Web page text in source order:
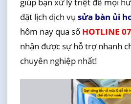
giúp bạn xử lý triệt để mọi
đặt lịch dịch vụ sửa bàn ủi
hôm nay qua số HOTLINE
nhận được sự hỗ trợ nhanh
chuyên nghiệp nhất!